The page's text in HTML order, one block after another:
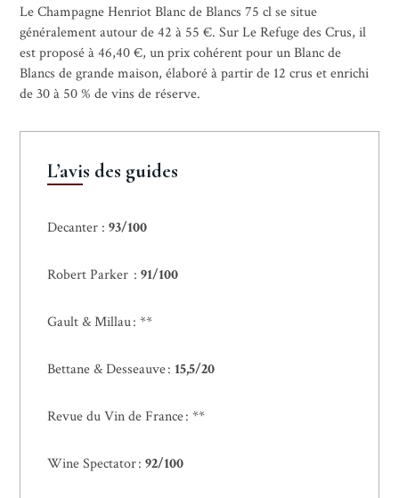
Le Champagne Henriot Blanc de Blancs 75 cl se situe
généralement autour de 42 à 55 €. Sur Le Refuge des Crus, il
est proposé à 46,40 €, un prix cohérent pour un Blanc de
Blancs de grande maison, élaboré à partir de 12 crus et enrichi
de 30 à 50 % de vins de réserve.
L’avis des guides
Decanter :93/100
Robert Parker :91/100
Gault & Millau : **
Bettane & Desseauve :15,5/20
Revue du Vin de France : **
Wine Spectator :92/100